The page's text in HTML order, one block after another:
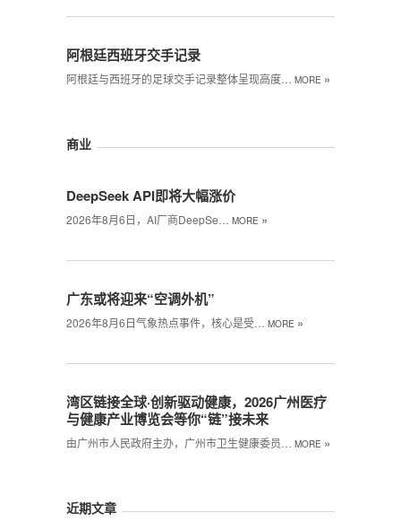
阿根廷西班牙交手记录
阿根廷与西班牙的足球交手记录整体呈现高度… MORE »
商业
DeepSeek API即将大幅涨价
2026年8月6日，AI厂商DeepSe… MORE »
广东或将迎来“空调外机”
2026年8月6日气象热点事件，核心是受… MORE »
湾区链接全球·创新驱动健康，2026广州医疗
与健康产业博览会等你“链”接未来
由广州市人民政府主办，广州市卫生健康委员… MORE »
近期文章